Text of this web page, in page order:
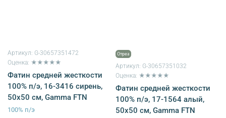
Артикул: G-30657351472
Оценка: ★★★★★
Фатин средней жесткости
100% п/э, 16-3416 сирень,
50х50 см, Gamma FTN
100% п/э
Отрез
Артикул: G-30657351032
Оценка: ★★★★★
Фатин средней жесткости
100% п/э, 17-1564 алый,
50х50 см, Gamma FTN